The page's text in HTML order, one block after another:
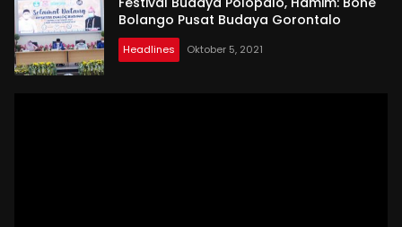
Bolango Pusat Budaya Gorontalo
Headlines Oktober 5, 2021